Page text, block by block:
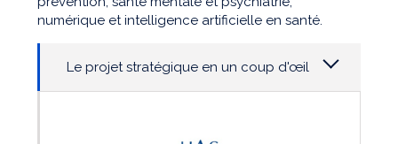
numérique et intelligence artificielle en santé.
Le projet stratégique en un coup d'œil